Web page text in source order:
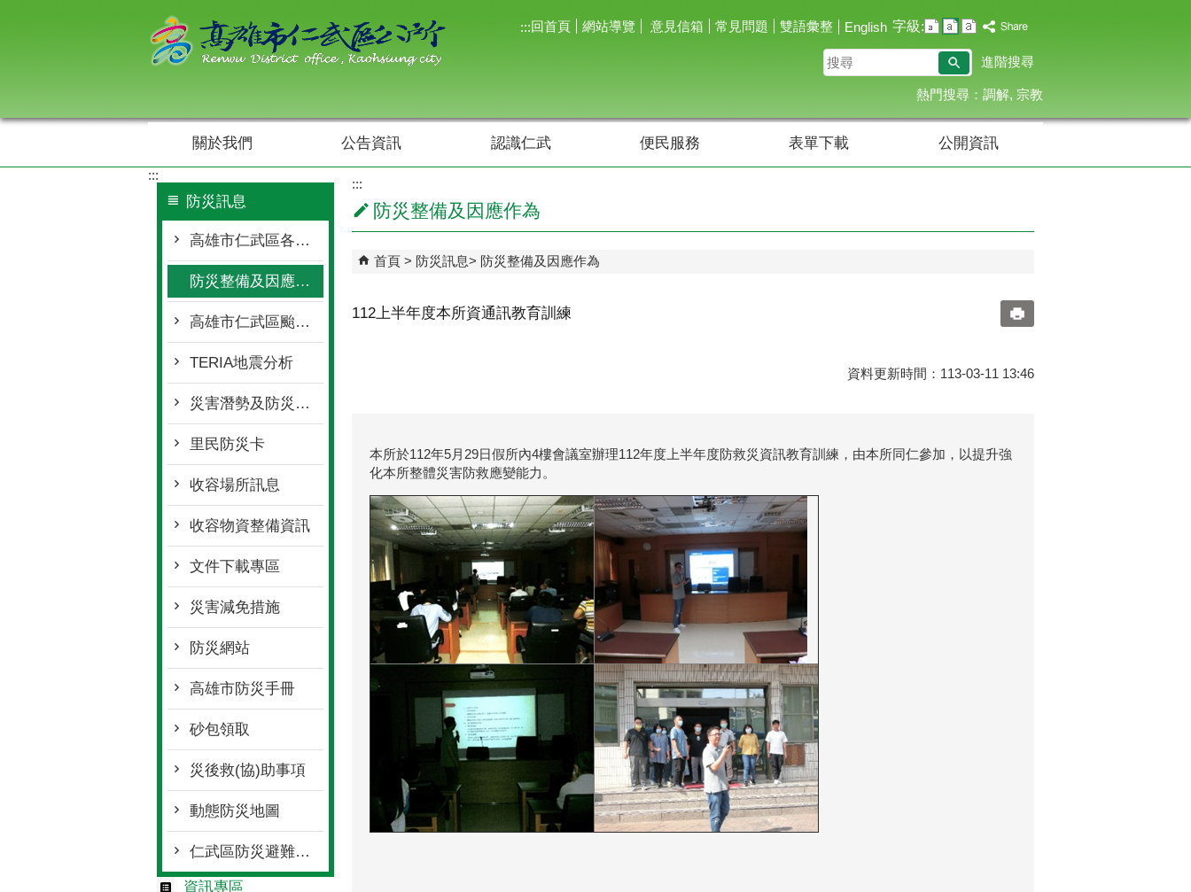
:::回首頁 網站導覽 意見信箱 常見問題 雙語彙整 English 字級:
搜
尋
進階搜尋
熱門搜尋： 調解 宗教
關於我們 公告資訊 認識仁武 便民服務 表單下載 公開資訊
:::
防災訊息
高雄市仁武區各單位聯繫窗口
防災整備及因應作為
高雄市仁武區颱風豪雨期間開放車輛臨時停放處所
TERIA地震分析
災害潛勢及防災地圖
里民防災卡
收容場所訊息
收容物資整備資訊
文件下載專區
災害減免措施
防災網站
高雄市防災手冊
砂包領取
災後救(協)助事項
動態防災地圖
仁武區防災避難收容地圖
資訊專區
:::
防災整備及因應作為
首頁 防災訊息 防災整備及因應作為
112上半年度本所資通訊教育訓練
資料更新時間：113-03-11 13:46
本所於112年5月29日假所內4樓會議室辦理112年度上半年度防救災資訊教育訓練，由本所同仁參加，以提升強
化本所整體災害防救應變能力。